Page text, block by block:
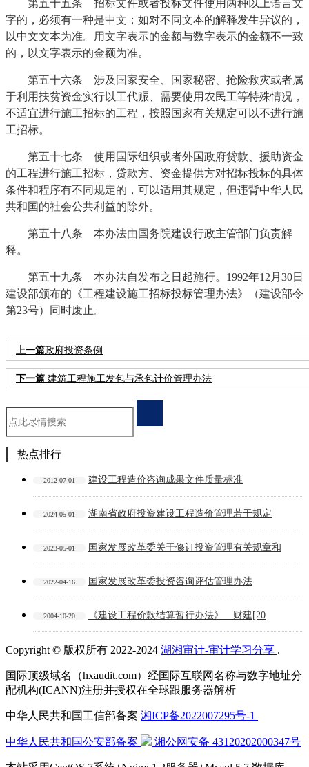
第五十五条 招标文件或者投标文件使用两种以上语言文
字的，必须有一种是中文；如对不同文本的解释发生异议的，
以中文文本为准。用文字表示的金额与数字表示的金额不一致
的，以文字表示的金额为准。
第五十六条 涉及国家安全、国家秘密、抢险救灾或者属
于利用扶贫资金实行以工代赈、需要使用农民工等特殊情况，
不适宜进行施工招标的工程，按照国家有关规定可以不进行施
工招标。
第五十七条 使用国际组织或者外国政府贷款、援助资金
的工程进行施工招标，贷款方、资金提供方对招标投标的具体
条件和程序有不同规定的，可以适用其规定，但违背中华人民
共和国的社会公共利益的除外。
第五十八条 本办法由国务院建设行政主管部门负责解
释。
第五十九条 本办法自发布之日起施行。1992年12月30日
建设部颁布的《工程建设施工招标投标管理办法》（建设部令
第23号）同时废止。
上一篇​政府投资条例
下一篇 建筑工程施工发包与承包计价管理办法
热点排行
2012-07-01 建设工程造价咨询成果文件质量标准
2024-05-01 湖南省政府投资建设工程造价管理若干规定
2023-05-01 国家发展改革委关于修订投资管理有关规章和
2022-04-16 国家发展改革委投资咨询评估管理办法
2004-10-20 《建设工程价款结算暂行办法》 财建[20
Copyright © 版权所有 2022-2024 湖湘审计-审计学习分享 .
国际顶级域名（hxaudit.com）经国际互联网名称与数字地址分
配机构(ICANN)注册并授权在全球跟服务器解析
中华人民共和国工信部备案 湘ICP备2022007295号-1
中华人民共和国公安部备案 湘公网安备 43120202000347号